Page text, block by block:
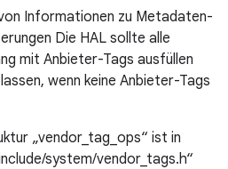
Informationen zu Metadaten-
Die HAL sollte alle
mit Anbieter-Tags ausfüllen
wenn keine Anbieter-Tags
„vendor_tag_ops“ ist in
system/vendor_tags.h“